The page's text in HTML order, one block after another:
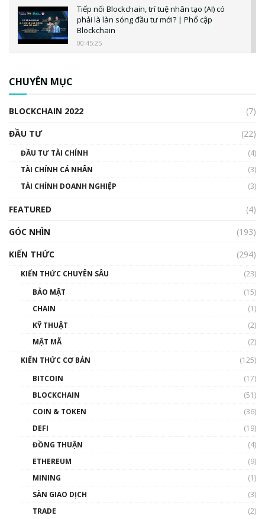
Tiếp nối Blockchain, trí tuệ nhân tạo (AI) có
phải là làn sóng đầu tư mới? | Phổ cập
Blockchain
00:45:25
00:02:14
Nhìn lại năm 2022: Những sự kiện ảnh hưởng
đến hệ sinh thái tiền mã hoá | Phổ cập
00:43:47
như thể nào?
00:39:31
Phổ cập Blockchain
thống & Crypto qua các cuộc chiến | Phổ cập
CHUYÊN MỤC
BLOCKCHAIN 2022
(7)
ĐẦU TƯ
(22)
ĐẦU TƯ TÀI CHÍNH
(4)
TÀI CHÍNH CÁ NHÂN
(3)
TÀI CHÍNH DOANH NGHIỆP
(3)
FEATURED
(4)
GÓC NHÌN
(193)
KIẾN THỨC
(294)
KIẾN THỨC CHUYÊN SÂU
(23)
BẢO MẬT
(15)
CHAIN
(1)
KỸ THUẬT
(2)
MẬT MÃ
(2)
KIẾN THỨC CƠ BẢN
(125)
BITCOIN
(17)
BLOCKCHAIN
(51)
COIN & TOKEN
(36)
DEFI
(19)
ĐỒNG THUẬN
(4)
ETHEREUM
(9)
MINING
(1)
SÀN GIAO DỊCH
(3)
TRADE
(2)